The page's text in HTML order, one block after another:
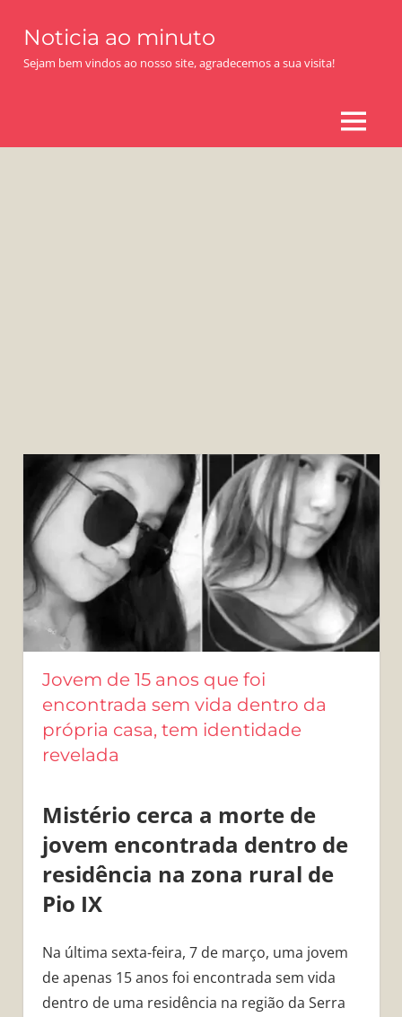
content
Noticia ao minuto
Sejam bem vindos ao nosso site, agradecemos a sua visita!
MENU
Jovem de 15 anos que foi
encontrada sem vida dentro da
própria casa, tem identidade
revelada
Mistério cerca a morte de
jovem encontrada dentro de
residência na zona rural de
Pio IX
Na última sexta-feira, 7 de março, uma jovem
de apenas 15 anos foi encontrada sem vida
dentro de uma residência na região da Serra